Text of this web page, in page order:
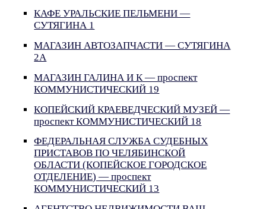
КАФЕ УРАЛЬСКИЕ ПЕЛЬМЕНИ —
СУТЯГИНА 1
МАГАЗИН АВТОЗАПЧАСТИ — СУТЯГИНА
2А
МАГАЗИН ГАЛИНА И К — проспект
КОММУНИСТИЧЕСКИЙ 19
КОПЕЙСКИЙ КРАЕВЕДЧЕСКИЙ МУЗЕЙ —
проспект КОММУНИСТИЧЕСКИЙ 18
ФЕДЕРАЛЬНАЯ СЛУЖБА СУДЕБНЫХ
ПРИСТАВОВ ПО ЧЕЛЯБИНСКОЙ
ОБЛАСТИ (КОПЕЙСКОЕ ГОРОДСКОЕ
ОТДЕЛЕНИЕ) — проспект
КОММУНИСТИЧЕСКИЙ 13